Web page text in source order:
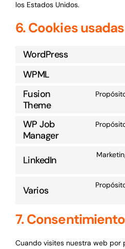
los Estados Unidos.
6. Cookies usadas
WordPress
WPML
Fusion
Theme
WP Job
Manager
LinkedIn
Varios
7. Consentimiento
Cuando visites nuestra web por